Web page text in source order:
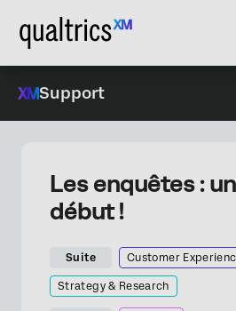
Support
Les enquêtes :
début !
Suite Customer
Strategy & Research